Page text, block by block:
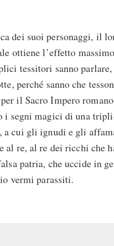
dei suoi personaggi, il
ottiene l’effetto
tessitori sanno parlare,
perché sanno che
il Sacro Impero
i segni magici di una
a cui gli ignudi e gli
al re, al re dei ricchi che
patria, che uccide in
vermi parassiti.